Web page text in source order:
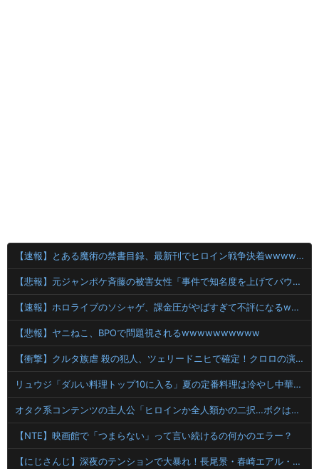
【速報】とある魔術の禁書目録、最新刊でヒロイン戦争決着wwwwwwwwwwwww
【悲報】元ジャンポケ斉藤の被害女性「事件で知名度を上げてバウムクーヘン売ったりTikTokライブしてて悔しさと怒りを感じた」
【速報】ホロライブのソシャゲ、課金圧がやばすぎて不評になるwwwwwwwwww
【悲報】ヤニねこ、BPOで問題視されるwwwwwwwwww
【衝撃】クルタ族虐 殺の犯人、ツェリードニヒで確定！クロロの演劇のせいで2人も無駄死ににwwww
リュウジ「ダルい料理トップ10に入る」夏の定番料理は冷やし中華 「あり得ないほどダルい」
オタク系コンテンツの主人公「ヒロインか全人類かの二択…ボクはヒロインを選ぶっ！ｗｗ」←こういうの
【NTE】映画館で「つまらない」って言い続けるの何かのエラー？
【にじさんじ】深夜のテンションで大暴れ！長尾景・春崎エアル・弦月藤士郎・桜凛月が挑むスプラトゥーンの夜